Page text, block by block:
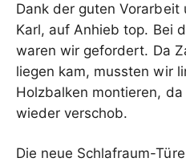
Dank der guten Vorarbeit
Karl, auf Anhieb top. Bei
waren wir gefordert. Da
liegen kam, mussten wir
Holzbalken montieren,
wieder verschob.
Die neue Schlafraum-